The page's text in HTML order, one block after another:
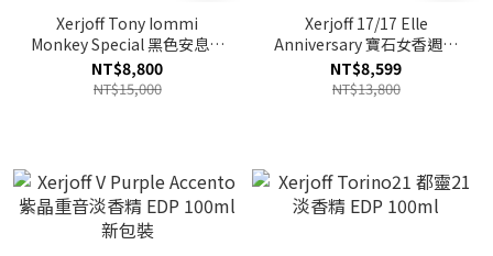
Xerjoff Tony Iommi
Monkey Special 黑色安息日
特仕版香精 PARFUM 100ml
NT$8,800
NT$15,000
Xerjoff 17/17 Elle
Anniversary 寶石女香週年
版香精 PARFUM 50ml
NT$8,599
NT$13,800